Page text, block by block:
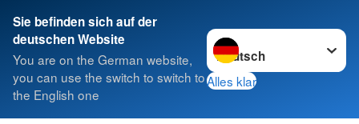
Sie befinden sich auf der
deutschen Website
You are on the German website,
you can use the switch to switch to
the English one
Sprache wechseln zu
Alles klar
Suche